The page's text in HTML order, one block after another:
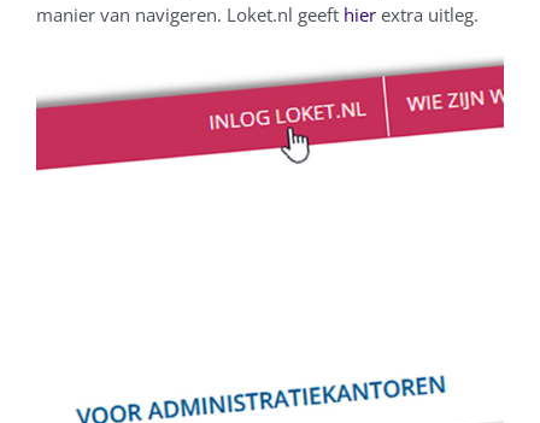
manier van navigeren. Loket.nl geeft hierextra uitleg.